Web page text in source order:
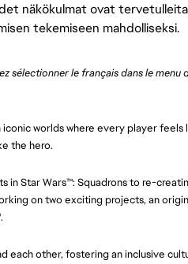
näkökulmat ovat
tekemiseen mahdolliseksi.
sélectionner le français dans le menu
worlds where every player feels
the hero.
in Star Wars™: Squadrons to re-
on two exciting projects, an
each other, fostering an inclusive